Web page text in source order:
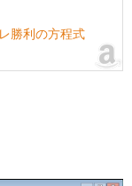
勝利の方程式